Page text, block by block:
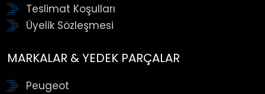
Teslimat Koşulları
Üyelik Sözleşmesi
MARKALAR & YEDEK PARÇALAR
Peugeot